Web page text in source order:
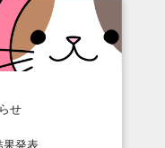
せ
果発表